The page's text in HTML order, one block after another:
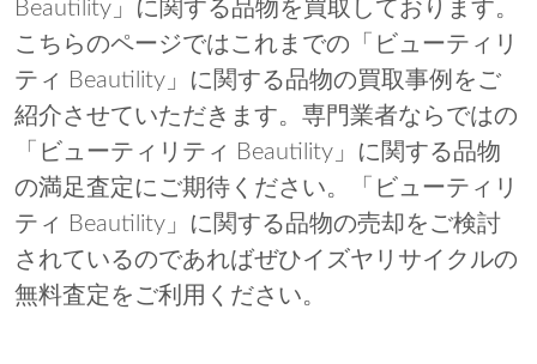
Beautility」に関する品物を買取しております。
こちらのページではこれまでの「ビューティリ
ティ Beautility」に関する品物の買取事例をご
紹介させていただきます。専門業者ならではの
「ビューティリティ Beautility」に関する品物
の満足査定にご期待ください。「ビューティリ
ティ Beautility」に関する品物の売却をご検討
されているのであればぜひイズヤリサイクルの
無料査定をご利用ください。